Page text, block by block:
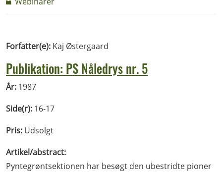
Forfatter(e): Kaj Østergaard
Publikation: PS Nåledrys nr. 5
År: 1987
Side(r): 16-17
Pris: Udsolgt
Artikel/abstract:
Pyntegrøntsektionen har besøgt den ubestridte pioner